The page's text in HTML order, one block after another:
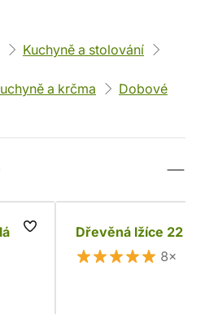
Kuchyně a stolování
a krčma
Dobové
Dřevěná lžíce 22 cm
8×